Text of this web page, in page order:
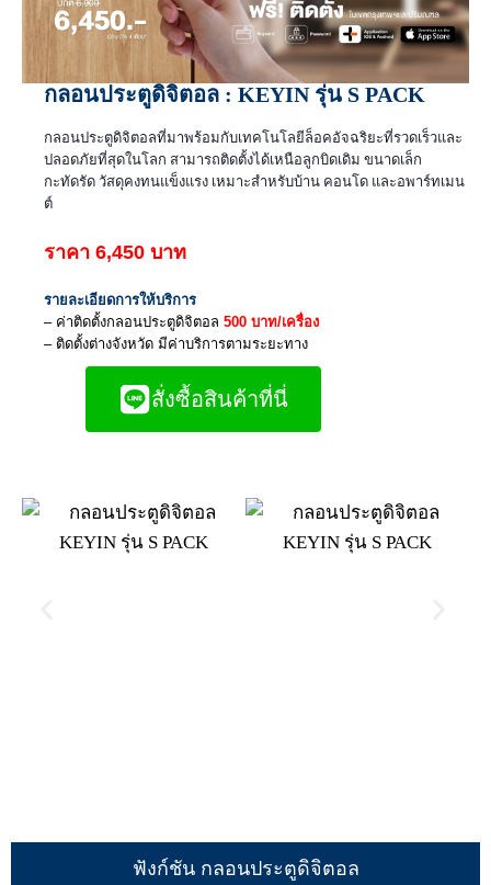
กลอนประตูดิจิตอล : KEYIN รุ่น S PACK
กลอนประตูดิจิตอลที่มาพร้อมกับเทคโนโลยีล็อคอัจฉริยะที่รวดเร็วและ
ปลอดภัยที่สุดในโลก สามารถติดตั้งได้เหนือลูกบิดเดิม ขนาดเล็ก
กะทัดรัด วัสดุคงทนแข็งแรง เหมาะสำหรับบ้าน คอนโด และอพาร์ทเมน
ต์
ราคา 6,450 บาท
รายละเอียดการให้บริการ
– ค่าติดตั้งกลอนประตูดิจิตอล 500 บาท/เครื่อง
– ติดตั้งต่างจังหวัด มีค่าบริการตามระยะทาง
สั่งซื้อสินค้าที่นี่
ฟังก์ชัน กลอนประตูดิจิตอล